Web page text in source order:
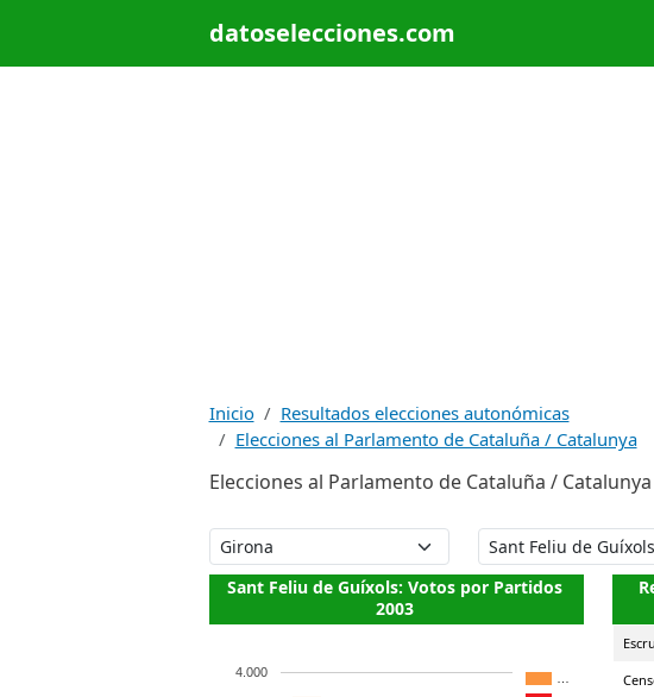
datoselecciones.com
Inicio
Resultados elecciones autonómicas
Elecciones al Parlamento de Cataluña / Catalunya
Elecciones al Parlamento de Cataluña /
Sant Feliu de Guíxols: Votos por Partidos
2003
4.000